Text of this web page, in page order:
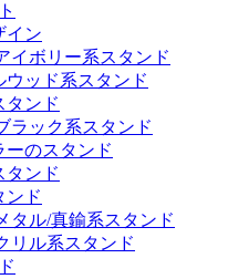
イン
イボリー系スタンド
ウッド系スタンド
タンド
ラック系スタンド
ーのスタンド
タンド
ンド
タル/真鍮系スタンド
リル系スタンド